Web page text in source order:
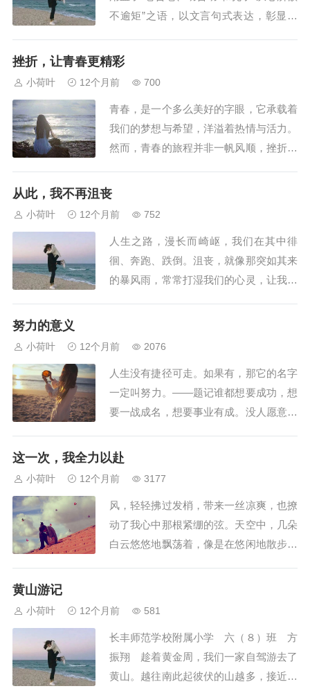
不逾矩”之语，以文言句式表达，彰显文
听到自己波澜汹涌的雄心之海里最虔诚的
评：问句开头，有夺人眼球、引出话题、
避免平...
挫折，让青春更精彩
小荷叶 12个月前 700
青春，是一个多么美好的字眼，它承载着
我们的梦想与希望，洋溢着热情与活力。
然而，青春的旅程并非一帆风顺，挫折如
这些挫折，让青春更加精彩。挫折是成长
而出之前，必须经历在茧中的挣扎。科学
家爱迪生在发...
从此，我不再沮丧
小荷叶 12个月前 752
人生之路，漫长而崎岖，我们在其中徘
徊、奔跑、跌倒。沮丧，就像那突如其来
的暴风雨，常常打湿我们的心灵，让我们
成绩公布的那一刻，那可怜的分数如同一
把利刃，狠狠地...
努力的意义
小荷叶 12个月前 2076
人生没有捷径可走。如果有，那它的名字
一定叫努力。——题记谁都想要成功，想
要一战成名，想要事业有成。没人愿意失
所谓的“失败是成功之母”不过是人们为了
有天生的人才，在你的身边，像神明一样
不可超越，...
这一次，我全力以赴
小荷叶 12个月前 3177
风，轻轻拂过发梢，带来一丝凉爽，也撩
动了我心中那根紧绷的弦。天空中，几朵
白云悠悠地飘荡着，像是在悠闲地散步，
儿。这是体育中考的测试现场，８００米
于我而言，就像...
黄山游记
小荷叶 12个月前 581
长丰师范学校附属小学 六（８）班 方
振翔 趁着黄金周，我们一家自驾游去了
黄山。越往南此起彼伏的山越多，接近黄